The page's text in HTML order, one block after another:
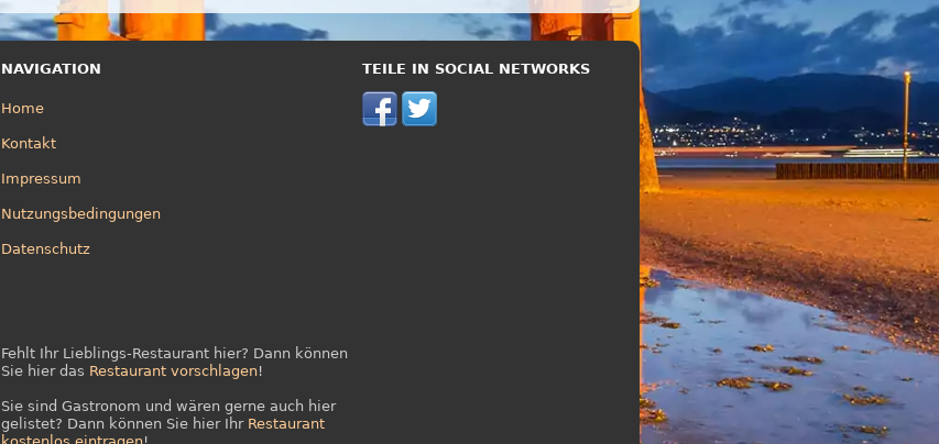
NAVIGATION
Home
Kontakt
Impressum
Nutzungsbedingungen
Datenschutz
Fehlt Ihr Lieblings-Restaurant hier? Dann können
Sie hier das Restaurant vorschlagen!
Sie sind Gastronom und wären gerne auch hier
gelistet? Dann können Sie hier Ihr Restaurant
TEILE IN SOCIAL NETWORKS